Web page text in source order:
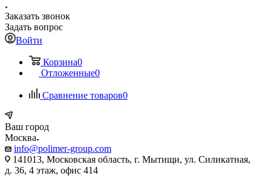
Заказать звонок
Задать вопрос
Войти
Корзина0
Отложенные0
Сравнение товаров0
Ваш город
Москва
info@polimer-group.com
141013, Московская область, г. Мытищи, ул. Силикатная,
д. 36, 4 этаж, офис 414